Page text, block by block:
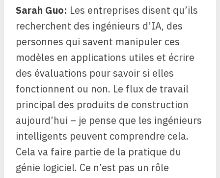
Sarah Guo: Les entreprises disent qu’ils
recherchent des ingénieurs d’IA, des
personnes qui savent manipuler ces
modèles en applications utiles et écrire
des évaluations pour savoir si elles
fonctionnent ou non. Le flux de travail
principal des produits de construction
aujourd’hui – je pense que les ingénieurs
intelligents peuvent comprendre cela.
Cela va faire partie de la pratique du
génie logiciel. Ce n’est pas un rôle